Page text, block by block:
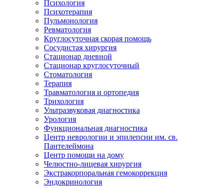
Психология
Психотерапия
Пульмонология
Ревматология
Круглосуточная скорая помощь
Сосудистая хирургия
Стационар дневной
Стационар круглосуточный
Стоматология
Терапия
Травматология и ортопедия
Трихология
Ультразвуковая диагностика
Урология
Функциональная диагностика
Центр неврологии и эпилепсии им. св.
Пантелеймона
Центр помощи на дому
Челюстно-лицевая хирургия
Экстракорпоральная гемокоррекция
Эндокринология